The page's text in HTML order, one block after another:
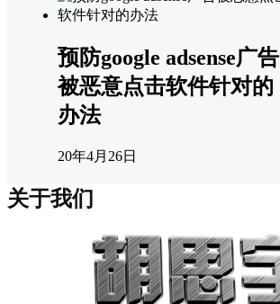
预防google adsense广告
被恶意点击软件针对的
办法
20年4月26日
关于我们